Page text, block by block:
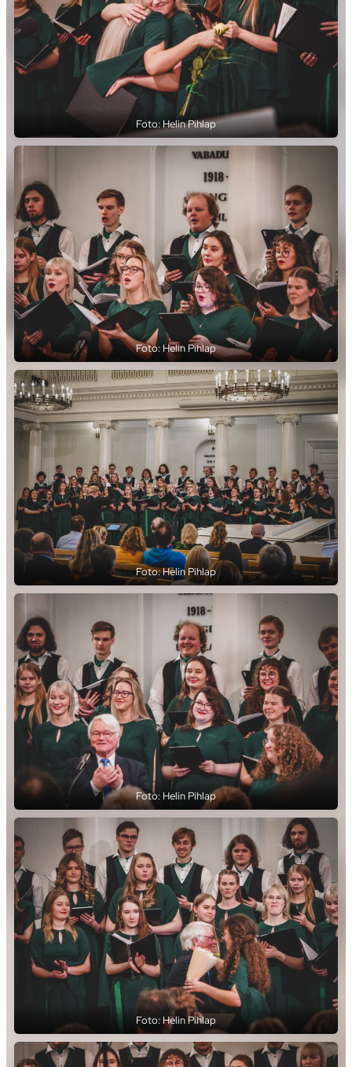
Foto: Helin Pihlap
Foto: Helin Pihlap
Foto: Helin Pihlap
Foto: Helin Pihlap
Foto: Helin Pihlap